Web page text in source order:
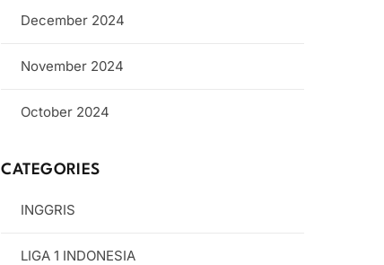
December 2024
November 2024
October 2024
CATEGORIES
INGGRIS
LIGA 1 INDONESIA